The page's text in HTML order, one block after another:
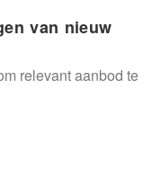
van nieuw
relevant aanbod te